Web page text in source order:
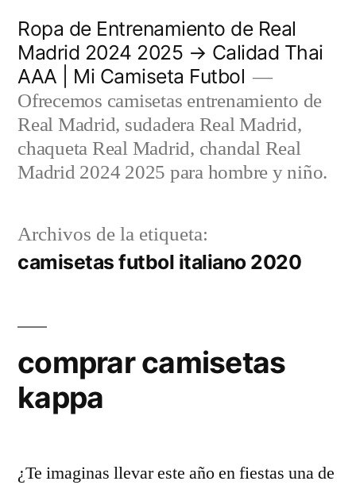
contenido
Ropa de Entrenamiento de Real
Madrid 2024 2025 → Calidad Thai
AAA | Mi Camiseta Futbol
Ofrecemos camisetas entrenamiento de
Real Madrid, sudadera Real Madrid,
chaqueta Real Madrid, chandal Real
Madrid 2024 2025 para hombre y niño.
Archivos de la etiqueta:
camisetas futbol italiano 2020
comprar camisetas
kappa
¿Te imaginas llevar este año en fiestas una de